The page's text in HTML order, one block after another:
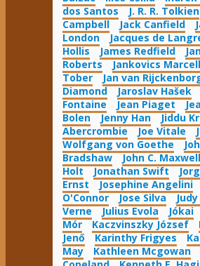
dos Santos
J. R. R. Tolkien
Campbell
Jack Canfield
London
Jacques de
Hollis
James Redfield
Roberts
Jankovics Marcell
Tober
Jan van
Diamond
Jaroslav Hašek
Fontaine
Jean Piaget
Bolen
Jenny Han Jiddu
Abercrombie
Joe Vitale
Wolfgang von Goethe
Bradshaw
John C. Maxwell
Holt
Jonathan Swift
Ernst
Josephine Angelini
O'Connor
Jose Silva
Verne
Julius Evola
Jókai
Mór
Kaczvinszky József
Jenő
Karinthy Frigyes
May
Kathleen Mcgowan